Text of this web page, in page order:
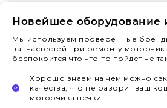
Новейшее оборудование
Мы используем проверенные
запчастестей при ремонту
беспокоится что что-то пойдет не
Хорошо знаем на чем можно
качества, что не разорит ваш
моторчика печки